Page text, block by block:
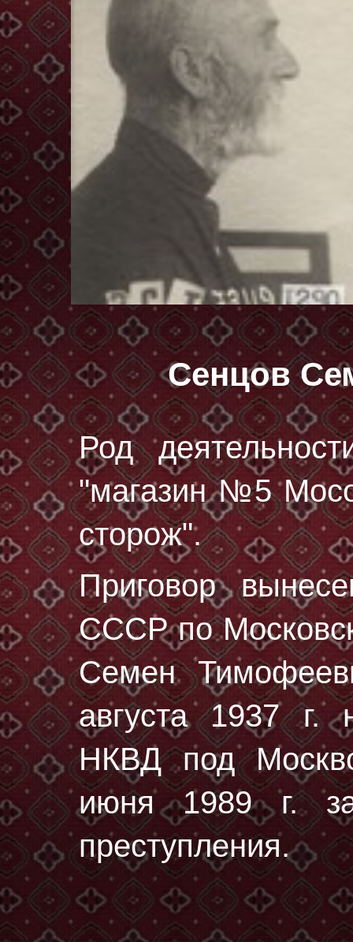
Сенцов
Род
"магазин №5
сторож".
Приговор
СССР по
Семен
августа 1937 г.
НКВД под
июня 1989 г. за
преступления.